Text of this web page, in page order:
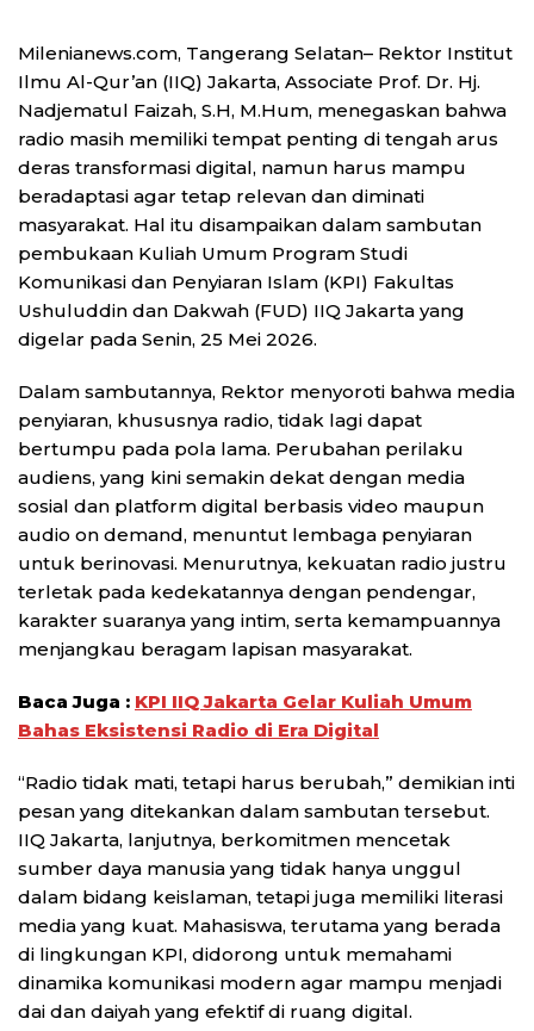
Milenianews.com, Tangerang Selatan– Rektor Institut
Ilmu Al-Qur’an (IIQ) Jakarta, Associate Prof. Dr. Hj.
Nadjematul Faizah, S.H, M.Hum, menegaskan bahwa
radio masih memiliki tempat penting di tengah arus
deras transformasi digital, namun harus mampu
beradaptasi agar tetap relevan dan diminati
masyarakat. Hal itu disampaikan dalam sambutan
pembukaan Kuliah Umum Program Studi
Komunikasi dan Penyiaran Islam (KPI) Fakultas
Ushuluddin dan Dakwah (FUD) IIQ Jakarta yang
digelar pada Senin, 25 Mei 2026.
Dalam sambutannya, Rektor menyoroti bahwa media
penyiaran, khususnya radio, tidak lagi dapat
bertumpu pada pola lama. Perubahan perilaku
audiens, yang kini semakin dekat dengan media
sosial dan platform digital berbasis video maupun
audio on demand, menuntut lembaga penyiaran
untuk berinovasi. Menurutnya, kekuatan radio justru
terletak pada kedekatannya dengan pendengar,
karakter suaranya yang intim, serta kemampuannya
menjangkau beragam lapisan masyarakat.
Baca Juga : KPI IIQ Jakarta Gelar Kuliah Umum
Bahas Eksistensi Radio di Era Digital
“Radio tidak mati, tetapi harus berubah,” demikian inti
pesan yang ditekankan dalam sambutan tersebut.
IIQ Jakarta, lanjutnya, berkomitmen mencetak
sumber daya manusia yang tidak hanya unggul
dalam bidang keislaman, tetapi juga memiliki literasi
media yang kuat. Mahasiswa, terutama yang berada
di lingkungan KPI, didorong untuk memahami
dinamika komunikasi modern agar mampu menjadi
dai dan daiyah yang efektif di ruang digital.